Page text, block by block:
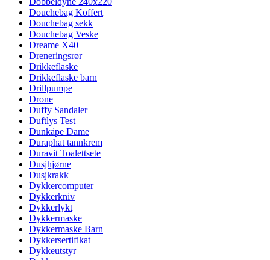
Douchebag Koffert
Douchebag sekk
Douchebag Veske
Dreame X40
Dreneringsrør
Drikkeflaske
Drikkeflaske barn
Drillpumpe
Drone
Duffy Sandaler
Duftlys Test
Dunkåpe Dame
Duraphat tannkrem
Duravit Toalettsete
Dusjhjørne
Dusjkrakk
Dykkercomputer
Dykkerkniv
Dykkerlykt
Dykkermaske
Dykkermaske Barn
Dykkersertifikat
Dykkeutstyr